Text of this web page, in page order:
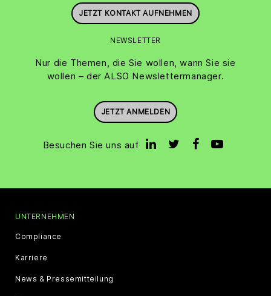
JETZT KONTAKT AUFNEHMEN
NEWSLETTER
Nur die Themen, die Sie wollen, wann Sie sie
wollen – der ALSO Newslettermanager.
JETZT ANMELDEN
Besuchen Sie uns auf
UNTERNEHMEN
Compliance
Karriere
News & Pressemitteilung